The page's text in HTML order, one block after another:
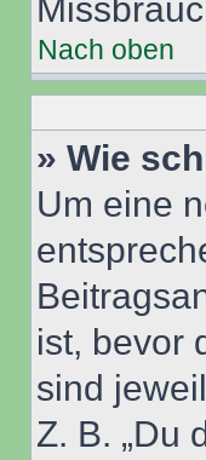
Nach oben
» Wie
Um eine
ist, bevor
sind
Z. B. „Du